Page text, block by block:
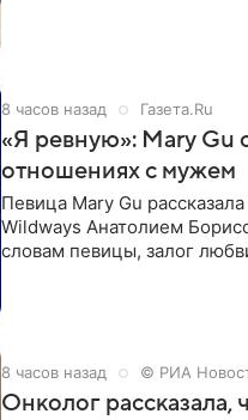
8 часов назад Газета.Ru
«Я ревную»: Mary Gu
отношениях с мужем
Певица Mary Gu
Wildways Анатолием
словам певицы, залог
8 часов назад © РИА
Онколог рассказала,